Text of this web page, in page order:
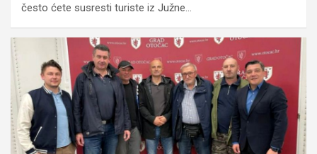
često ćete susresti turiste iz Južne…